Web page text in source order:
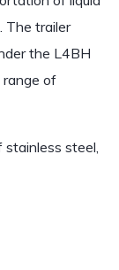
The trailer
the L4BH
range of
stainless steel,